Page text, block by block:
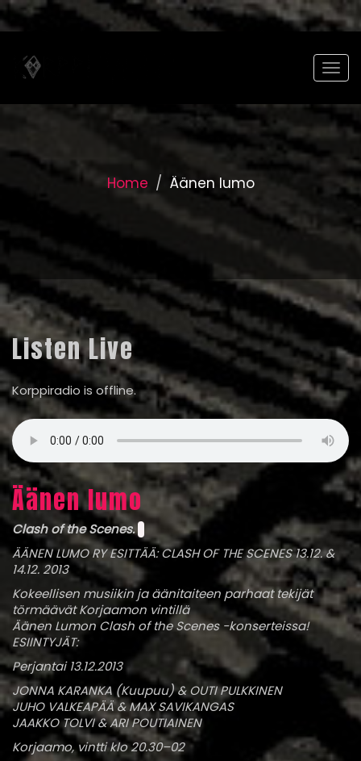
Home Äänen lumo
Listen Live
Korppiradio is offline.
Äänen lumo
Clash of the Scenes.
ÄÄNEN LUMO RY ESITTÄÄ: CLASH OF THE SCENES 13.12. &
14.12. 2013
Kokeellisen musiikin ja äänitaiteen parhaat tekijät
törmäävät Korjaamon vintillä
Äänen Lumon Clash of the Scenes -konserteissa!
ESIINTYJÄT:
Perjantai 13.12.2013
JONNA KARANKA (Kuupuu) & OUTI PULKKINEN
JUHO VALKEAPÄÄ & MAX SAVIKANGAS
JAAKKO TOLVI & ARI POUTIAINEN
Korjaamo, vintti klo 20.30–02